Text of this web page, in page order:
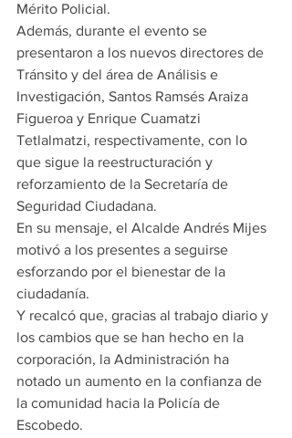
Mérito Policial.
Además, durante el evento se
presentaron a los nuevos directores de
Tránsito y del área de Análisis e
Investigación, Santos Ramsés Araiza
Figueroa y Enrique Cuamatzi
Tetlalmatzi, respectivamente, con lo
que sigue la reestructuración y
reforzamiento de la Secretaría de
Seguridad Ciudadana.
En su mensaje, el Alcalde Andrés Mijes
motivó a los presentes a seguirse
esforzando por el bienestar de la
ciudadanía.
Y recalcó que, gracias al trabajo diario y
los cambios que se han hecho en la
corporación, la Administración ha
notado un aumento en la confianza de
la comunidad hacia la Policía de
Escobedo.